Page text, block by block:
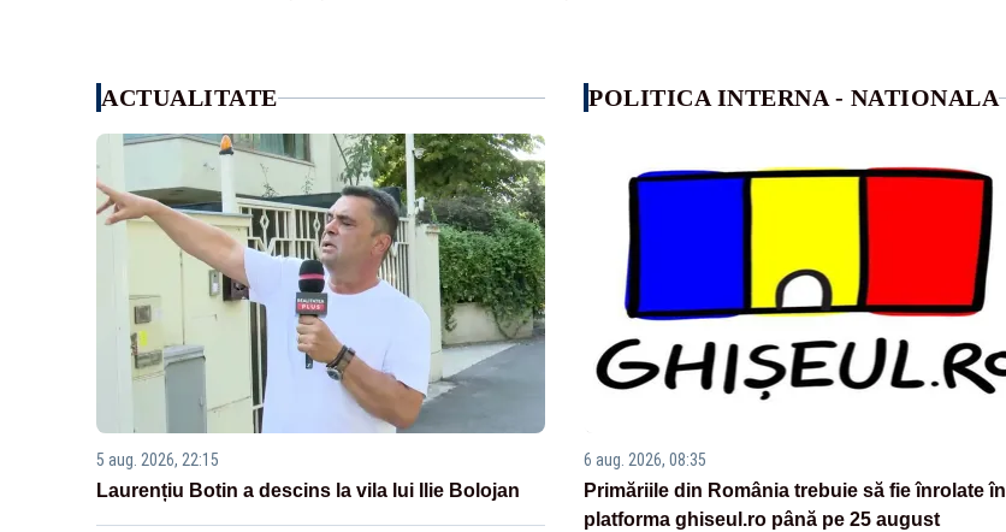
ACTUALITATE
5 aug. 2026, 22:15
Laurențiu Botin a descins la vila lui Ilie Bolojan
POLITICA INTERNA - NATIONALA
6 aug. 2026, 08:35
Primăriile din România trebuie să fie înrolate în
platforma ghiseul.ro până pe 25 august